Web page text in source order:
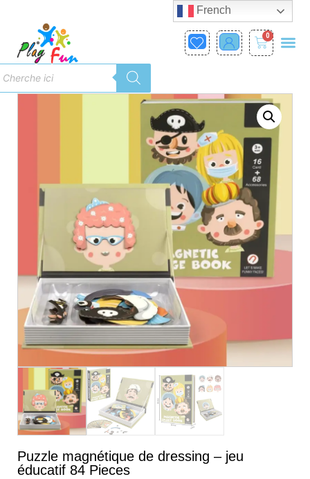
0
Puzzle magnétique de dressing – jeu
éducatif 84 Pieces
French